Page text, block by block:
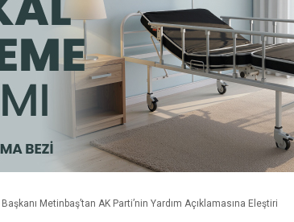
Metinbaş’tan AK Parti’nin Yardım Açıklamasına Eleştiri